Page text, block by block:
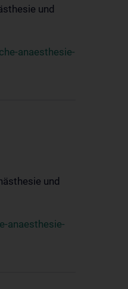
und
anaesthesie-
und
anaesthesie-